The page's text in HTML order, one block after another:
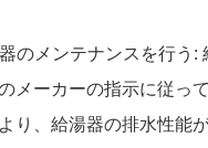
のメンテナンスを行う:
メーカーの指示に従っ
り、給湯器の排水性能